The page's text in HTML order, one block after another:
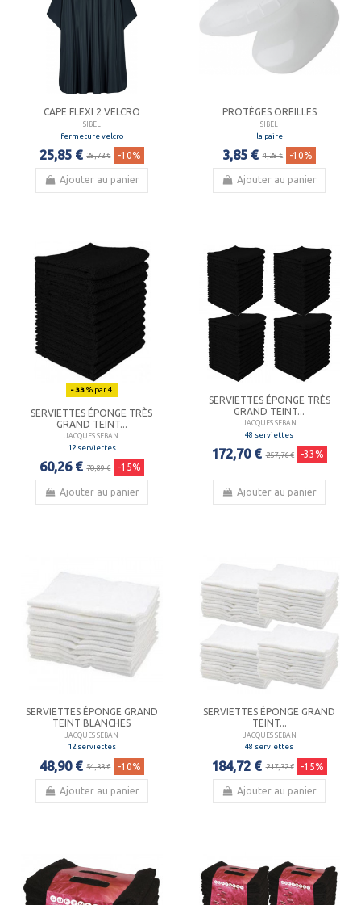
CAPE FLEXI 2 VELCRO
SIBEL
fermeture velcro
25,85 € 28,72 € -10%
Ajouter au panier
PROTÈGES OREILLES
SIBEL
la paire
3,85 € 4,28 € -10%
Ajouter au panier
- 33% par 4
SERVIETTES ÉPONGE TRÈS
GRAND TEINT...
JACQUES SEBAN
12 serviettes
60,26 € 70,89 € -15%
Ajouter au panier
SERVIETTES ÉPONGE TRÈS
GRAND TEINT...
JACQUES SEBAN
48 serviettes
172,70 € 257,76 € -33%
Ajouter au panier
SERVIETTES ÉPONGE GRAND
TEINT BLANCHES
JACQUES SEBAN
12 serviettes
48,90 € 54,33 € -10%
Ajouter au panier
SERVIETTES ÉPONGE GRAND
TEINT...
JACQUES SEBAN
48 serviettes
184,72 € 217,32 € -15%
Ajouter au panier